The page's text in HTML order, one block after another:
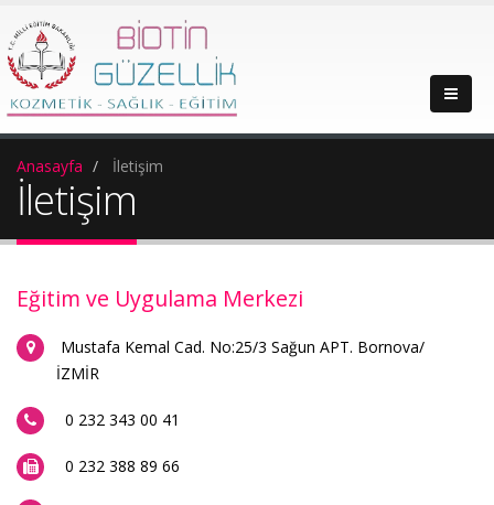
Anasayfa İletişim
İletişim
Eğitim ve Uygulama Merkezi
Mustafa Kemal Cad. No:25/3 Sağun APT. Bornova/
İZMİR
0 232 343 00 41
0 232 388 89 66